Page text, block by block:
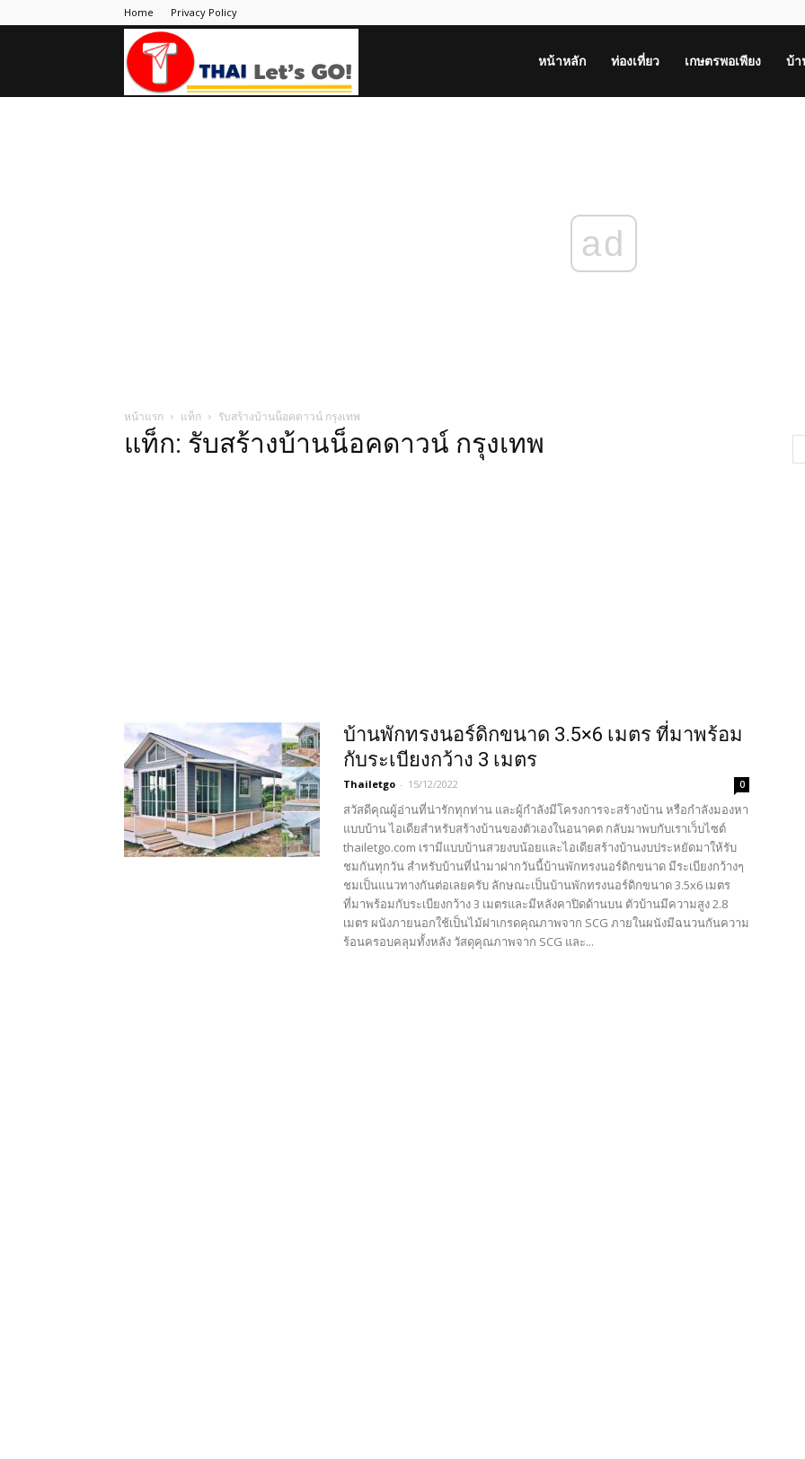
Home Privacy Policy
หน้าหลัก ท่องเที่ยว เกษตรพอเพียง บ้
ad
หน้าแรก แท็ก รับสร้างบ้านน็อคดาวน์ กรุงเทพ
แท็ก: รับสร้างบ้านน็อคดาวน์ กรุงเทพ
บ้านพักทรงนอร์ดิกขนาด 3.5×6 เมตร ที่มาพร้อม
กับระเบียงกว้าง 3 เมตร
Thailetgo - 15/12/2022 0
สวัสดีคุณผู้อ่านที่น่ารักทุกท่าน และผู้กำลังมีโครงการจะสร้างบ้าน หรือกำลังมองหา
แบบบ้าน ไอเดียสำหรับสร้างบ้านของตัวเองในอนาคต กลับมาพบกับเราเว็บไซต์
thailetgo.com เรามีแบบบ้านสวยงบน้อยและไอเดียสร้างบ้านงบประหยัดมาให้รับ
ชมกันทุกวัน สำหรับบ้านที่นำมาฝากวันนี้บ้านพักทรงนอร์ดิกขนาด มีระเบียงกว้างๆ
ชมเป็นแนวทางกันต่อเลยครับ ลักษณะเป็นบ้านพักทรงนอร์ดิกขนาด 3.5x6 เมตร
ที่มาพร้อมกับระเบียงกว้าง 3 เมตรและมีหลังคาปิดด้านบน ตัวบ้านมีความสูง 2.8
เมตร ผนังภายนอกใช้เป็นไม้ฝาเกรดคุณภาพจาก SCG ภายในผนังมีฉนวนกันความ
ร้อนครอบคลุมทั้งหลัง วัสดุคุณภาพจาก SCG และ...